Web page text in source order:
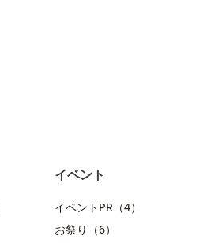
イベント
イベントPR（4）
お祭り（6）